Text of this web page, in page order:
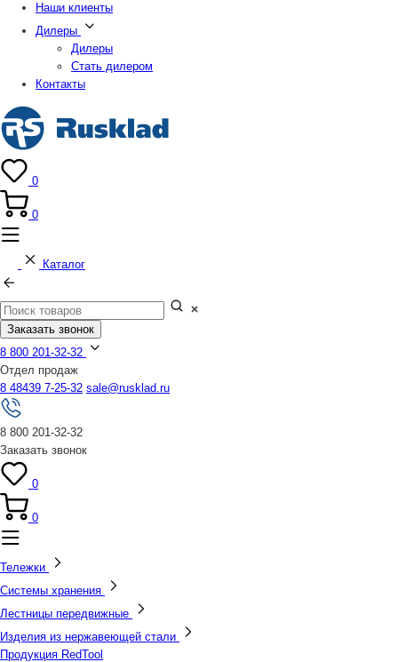
Наши клиенты
Дилеры
Дилеры
Стать дилером
Контакты
0
0
Каталог
Заказать звонок
8 800 201-32-32
Отдел продаж
8 48439 7-25-32 sale@rusklad.ru
8 800 201-32-32
Заказать звонок
0
0
Тележки
Системы хранения
Лестницы передвижные
Изделия из нержавеющей стали
Продукция RedTool